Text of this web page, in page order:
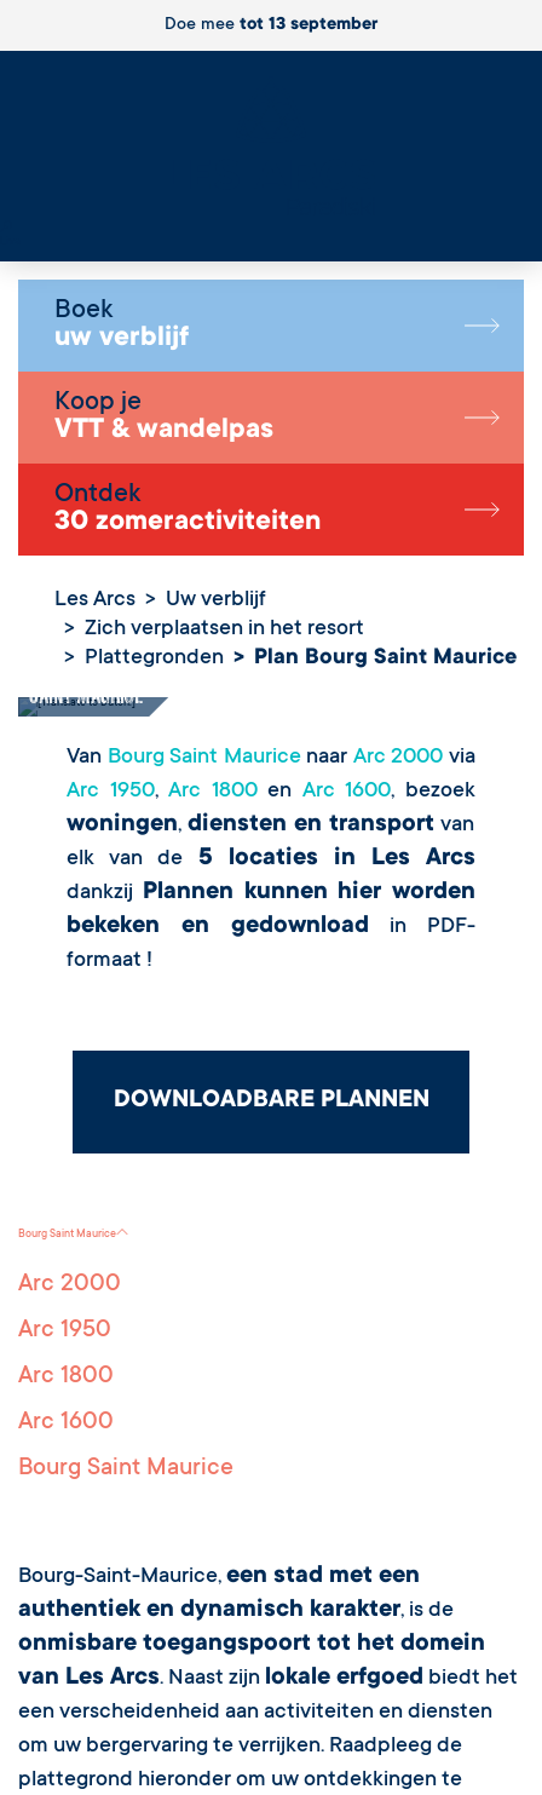
Doe mee tot 13 september
Boek
uw verblijf
Koop je
VTT & wandelpas
Ontdek
30 zomeractiviteiten
Les Arcs
Uw verblijf
Zich verplaatsen in het resort
Plattegronden
Plan Bourg Saint Maurice
Saint Maurice
Van Bourg Saint Mauricenaar Arc 2000 via
Arc 1950,Arc 1800en Arc 1600, bezoek
woningen, diensten en transport van
elk van de 5 locaties in Les Arcs
dankzij Plannen kunnen hier worden
bekeken en gedownload in PDF-
formaat !
DOWNLOADBARE PLANNEN
Bourg Saint Maurice
Arc 2000
Arc 1950
Arc 1800
Arc 1600
Bourg Saint Maurice
Bourg-Saint-Maurice, een stad met een
authentiek en dynamisch karakter, is de
onmisbare toegangspoort tot het domein
van Les Arcs. Naast zijn lokale erfgoed biedt het
een verscheidenheid aan activiteiten en diensten
om uw bergervaring te verrijken. Raadpleeg de
plattegrond hieronder om uw ontdekkingen te